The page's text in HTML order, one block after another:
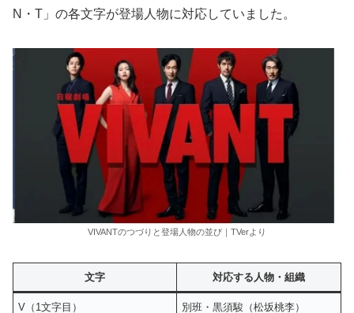
N・T」の各文字が登場人物に対応していました。
VIVANTのつづりと登場人物の並び｜TVerより
文字 対応する人物・組織
V（1文字目） 別班・黒須駿（松坂桃李）